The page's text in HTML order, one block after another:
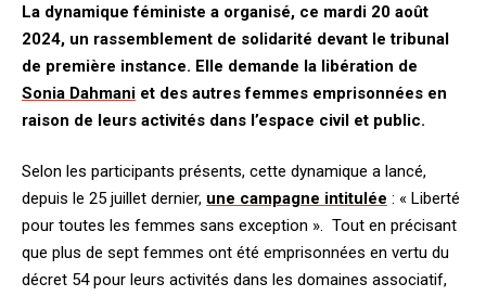
La dynamique féministe a organisé, ce mardi 20 août
2024, un rassemblement de solidarité devant le tribunal
de première instance. Elle demande la libération de
Sonia Dahmani et des autres femmes emprisonnées en
raison de leurs activités dans l’espace civil et public.
Selon les participants présents, cette dynamique a lancé,
depuis le 25 juillet dernier, une campagne intitulée : « Liberté
pour toutes les femmes sans exception ». Tout en précisant
que plus de sept femmes ont été emprisonnées en vertu du
décret 54 pour leurs activités dans les domaines associatif,